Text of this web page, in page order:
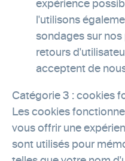
expérience
l'utilisons
sondages sur
retours
acceptent de
Catégorie 3 : cookies
Les cookies
vous offrir une
sont utilisés pour